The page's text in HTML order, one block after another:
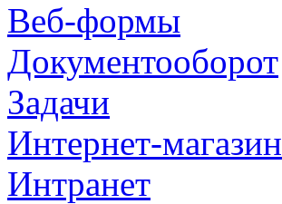
Веб-формы
Документооборот
Задачи
Интернет-магазин
Интранет